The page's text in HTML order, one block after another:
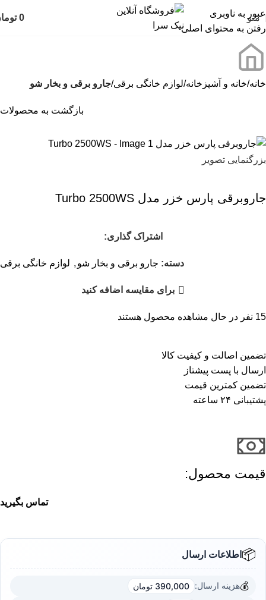
عبور به ناوبری
رفتن به محتوای اصلی
منو 0
خانه خانه و آشپزخانه لوازم خانگی برقی جارو برقی و بخار شو
بازگشت به محصولات
بزرگنمایی تصویر
جاروبرقی پارس خزر مدل Turbo 2500WS
اشتراک گذاری:
دسته: جارو برقی و بخار شو , لوازم خانگی برقی
برای مقایسه اضافه کنید
15 نفر در حال مشاهده محصول هستند
تضمین اصالت و کیفیت کالا
ارسال با پست پیشتاز
تضمین کمترین قیمت
پشتیبانی ۲۴ ساعته
قیمت محصول:​
تماس بگیرید
📦اطلاعات ارسال
💰هزینه ارسال: 390,000 تومان